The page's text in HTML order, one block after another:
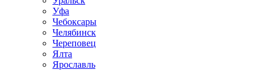
Уфа
Чебоксары
Челябинск
Череповец
Ялта
Ярославль